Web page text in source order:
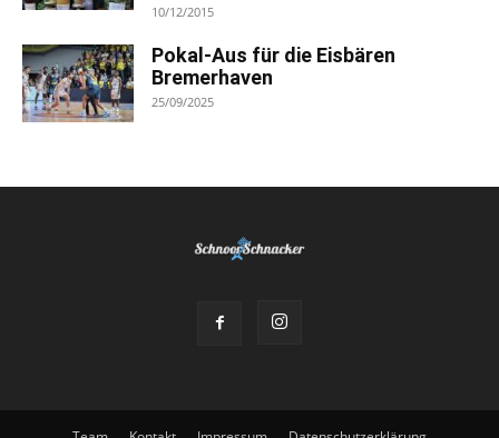
10/12/2015
Pokal-Aus für die Eisbären
Bremerhaven
25/09/2025